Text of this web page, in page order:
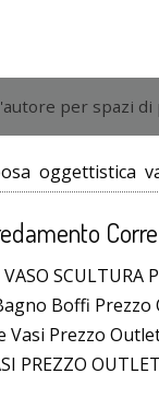
per spazi
oggettistica
SCULTURA
Boffi Prezzo
Prezzo
PREZZO